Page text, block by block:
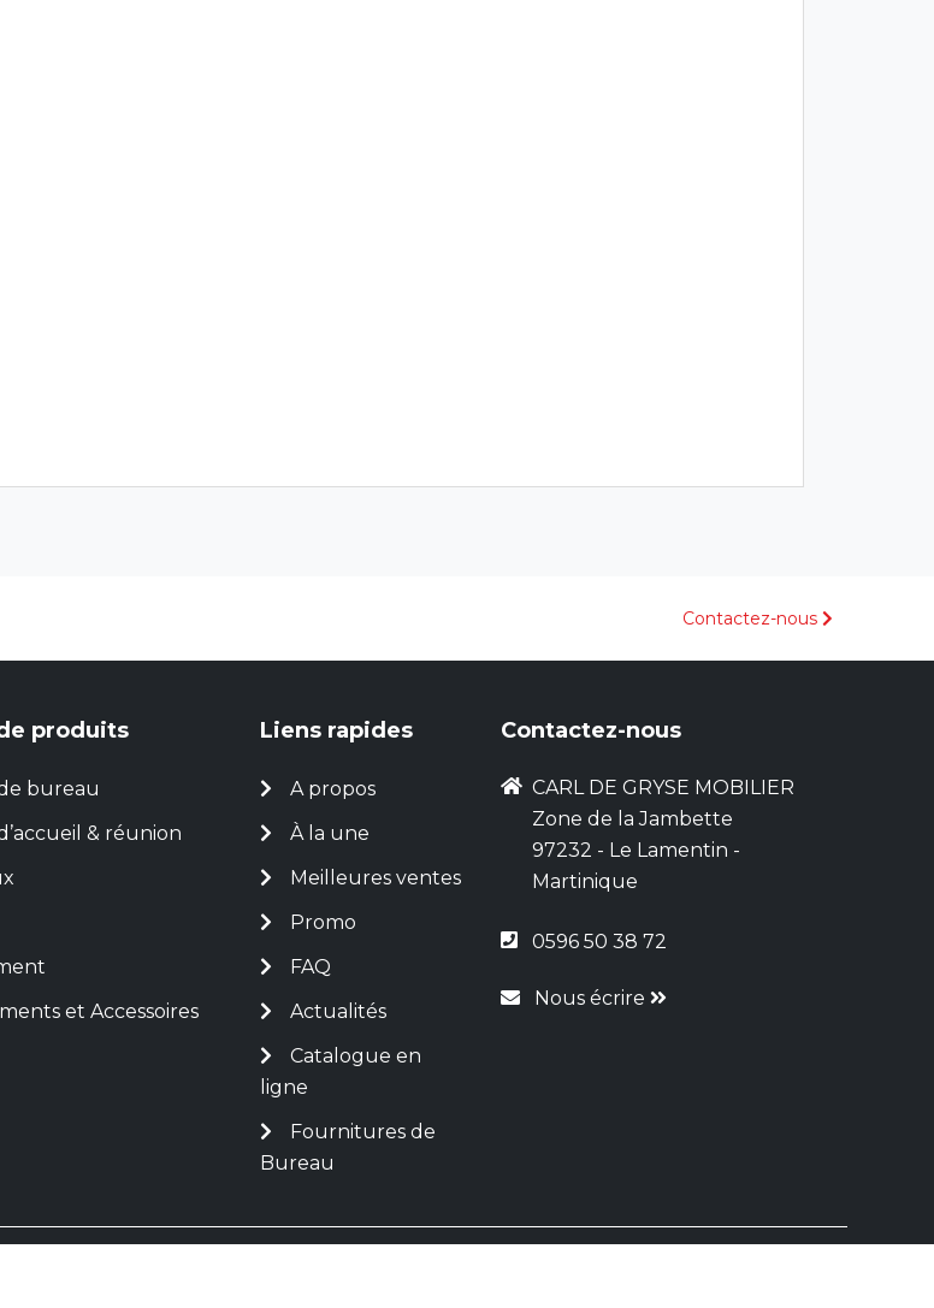
Contactez-nous
produits
bureau
& réunion
et Accessoires
Liens rapides
A propos
À la une
Meilleures ventes
Promo
FAQ
Actualités
Catalogue en
ligne
Fournitures de
Bureau
Contactez-nous
CARL DE GRYSE MOBILIER
Zone de la Jambette
97232 - Le Lamentin -
Martinique
0596 50 38 72
Nous écrire